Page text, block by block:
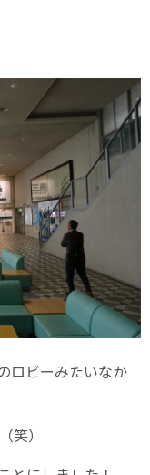
ロビーみたいなか
笑）